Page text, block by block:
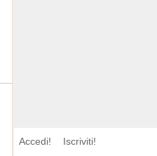
Accedi! Iscriviti!